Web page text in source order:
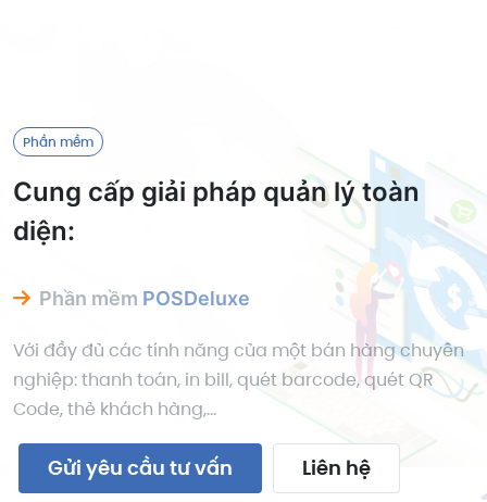
Phần mềm
Cung cấp giải pháp quản lý toàn
diện:
Phần mềm POSDeluxe
Với đầy đủ các tính năng của một bán hàng chuyên
nghiệp: thanh toán, in bill, quét barcode, quét QR
Code, thẻ khách hàng,...
Gửi yêu cầu tư vấn Liên hệ